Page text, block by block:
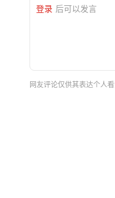
登录 后可以发言
网友评论仅供其表达个人